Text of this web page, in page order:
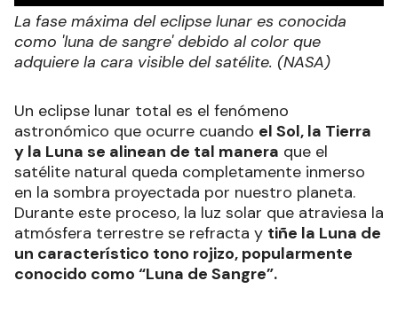
La fase máxima del eclipse lunar es conocida
como 'luna de sangre' debido al color que
adquiere la cara visible del satélite. (NASA)
Un eclipse lunar total es el fenómeno
astronómico que ocurre cuando el Sol, la Tierra
y la Luna se alinean de tal manera que el
satélite natural queda completamente inmerso
en la sombra proyectada por nuestro planeta.
Durante este proceso, la luz solar que atraviesa la
atmósfera terrestre se refracta y tiñe la Luna de
un característico tono rojizo, popularmente
conocido como “Luna de Sangre”.